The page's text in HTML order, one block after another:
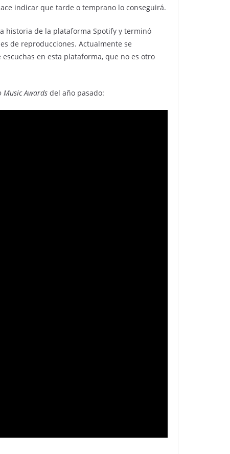
indicar que tarde o temprano lo conseguirá.
historia de la plataforma Spotify y terminó
de reproducciones. Actualmente se
en esta plataforma, que no es otro
Music Awards del año pasado: